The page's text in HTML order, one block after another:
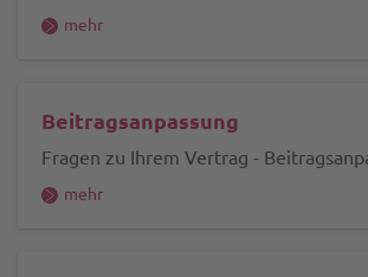
mehr
Beitragsanpassung
Fragen zu Ihrem Vertrag -
mehr